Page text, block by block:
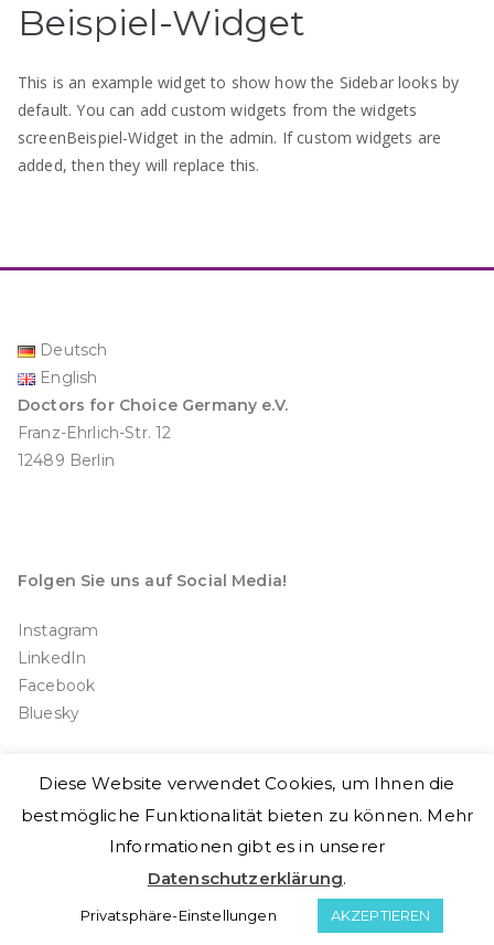
Beispiel-Widget
This is an example widget to show how the Sidebar looks by
default. You can add custom widgets from the widgets
screenBeispiel-Widget in the admin. If custom widgets are
added, then they will replace this.
Deutsch
English
Doctors for Choice Germany e.V.
Franz-Ehrlich-Str. 12
12489 Berlin
Folgen Sie uns auf Social Media!
Instagram
LinkedIn
Facebook
Bluesky
Copyright © 2026Doctors for Choice Germany e.V.
Franz-Ehrlich-Str. 12, 12489 Berlin, Germany
Kontaktformular- Impressum- Datenschutzerklärung
Diese Website verwendet Cookies, um Ihnen die
bestmögliche Funktionalität bieten zu können. Mehr
Informationen gibt es in unserer
Datenschutzerklärung.
Privatsphäre-Einstellungen AKZEPTIEREN